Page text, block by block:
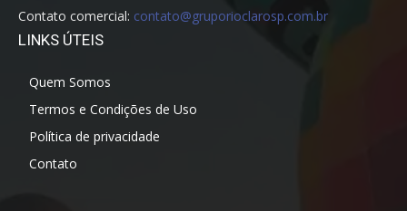
Contato comercial: contato@gruporioclarosp.com.br
LINKS ÚTEIS
Quem Somos
Termos e Condições de Uso
Política de privacidade
Contato